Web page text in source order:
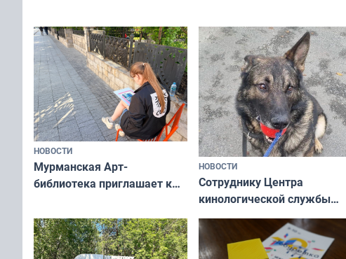
НОВОСТИ
Мурманская Арт-
библиотека приглашает к
и фотографов
НОВОСТИ
Сотруднику Центра
кинологической службы
ищут новый дом